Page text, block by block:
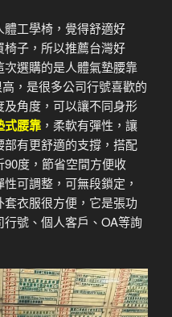
工學椅，覺得舒適好
子，所以推薦台灣好
選購的是人體氣墊腰靠
，是很多公司行號喜歡的
角度，可以讓不同身形
式腰靠 ，柔軟有彈性，讓
有更舒適的支撐，搭配
度，節省空間方便收
可調整，可無段鎖定，
衣服很方便，它是張功
號、個人客戶、OA等詢